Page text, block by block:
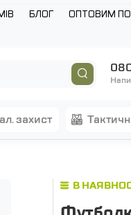
БЛОГ ОПТОВИМ
бал. захист
В